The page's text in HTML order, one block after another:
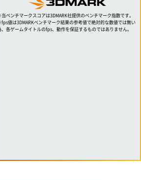
7 9700XとGeFo
ミングPC【選べ
ベンチマークスコアは3DMARK社提供のベンチマーク指数です。
値は3DMARKベンチマーク結果の参考値で絶対的な数値では無い
、各ゲームタイトルのfps、動作を保証するものではありません。